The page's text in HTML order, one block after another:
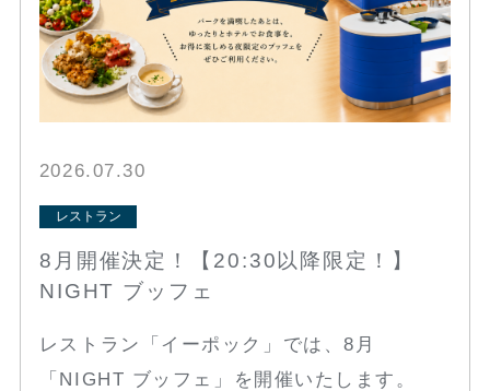
2026.07.30
レストラン
8月開催決定！【20:30以降限定！】
NIGHT ブッフェ
レストラン「イーポック」では、8月
「NIGHT ブッフェ」を開催いたします。